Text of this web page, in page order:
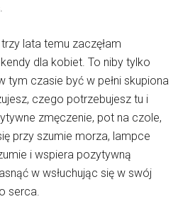
lata temu zaczęłam
dla kobiet. To niby tylko
tym czasie być w pełni skupiona
czego potrzebujesz tu i
zmęczenie, pot na czole,
przy szumie morza, lampce
i wspiera pozytywną
w wsłuchując się w swój
serca.